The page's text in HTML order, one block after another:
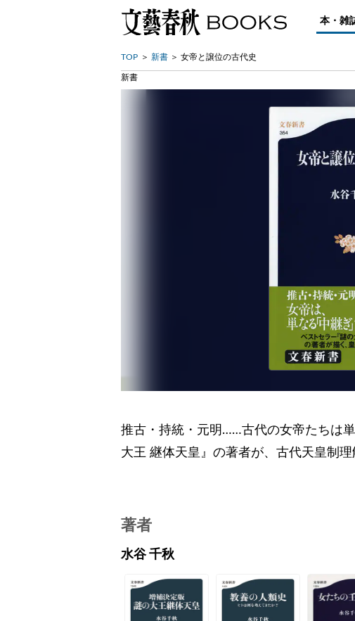
本・雑
TOP 新書 女帝と譲位の古代史
新書
推古・持統・元明……古代の女帝たちは
大王 継体天皇』の著者が、古代天皇制
著者
水谷 千秋